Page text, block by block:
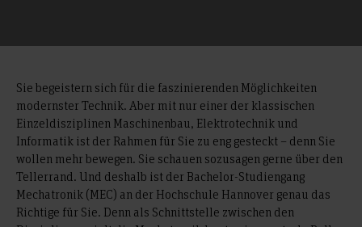
Sie begeistern sich für die faszinierenden Möglichkeiten
modernster Technik. Aber mit nur einer der klassischen
Einzeldisziplinen Maschinenbau, Elektrotechnik und
Informatik ist der Rahmen für Sie zu eng gesteckt – denn Sie
wollen mehr bewegen. Sie schauen sozusagen gerne über den
Tellerrand. Und deshalb ist der Bachelor-Studiengang
Mechatronik (MEC) an der Hochschule Hannover genau das
Richtige für Sie. Denn als Schnittstelle zwischen den